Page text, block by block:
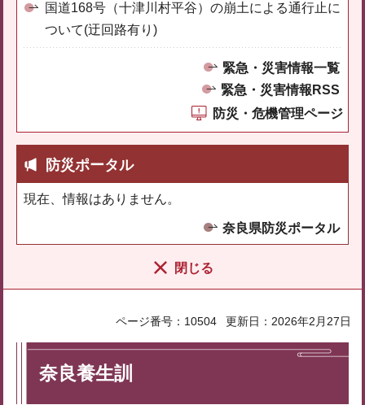
国道168号（十津川村平谷）の崩土による通行止に
ついて(迂回路有り)
緊急・災害情報一覧
緊急・災害情報RSS
防災・危機管理ページ
防災ポータル
現在、情報はありません。
奈良県防災ポータル
閉じる
ページ番号：10504 更新日：2026年2月27日
奈良養生訓